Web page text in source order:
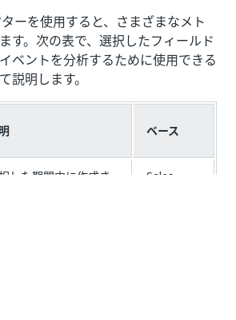
ーを使用すると、さまざまなメト
す。次の表で、選択したフィールド
ベントを分析するために使用できる
説明します。
ベース
した期間内に作成さ
Sales